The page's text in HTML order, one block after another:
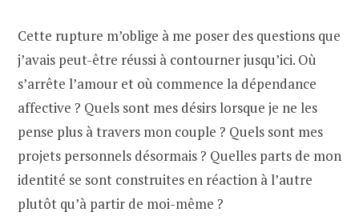
Cette rupture m’oblige à me poser des questions que
j’avais peut-être réussi à contourner jusqu’ici. Où
s’arrête l’amour et où commence la dépendance
affective ? Quels sont mes désirs lorsque je ne les
pense plus à travers mon couple ? Quels sont mes
projets personnels désormais ? Quelles parts de mon
identité se sont construites en réaction à l’autre
plutôt qu’à partir de moi-même ?